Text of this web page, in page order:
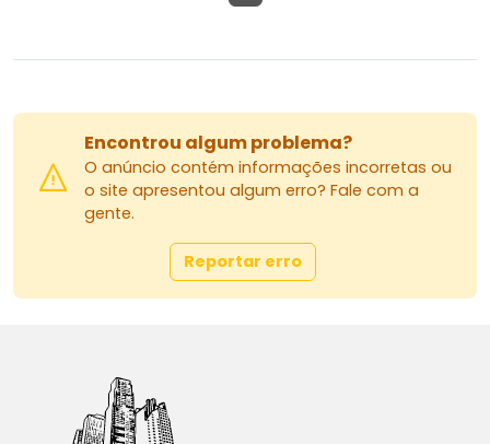
Encontrou algum problema?
O anúncio contém informações incorretas ou
o site apresentou algum erro? Fale com a
gente.
Reportar erro